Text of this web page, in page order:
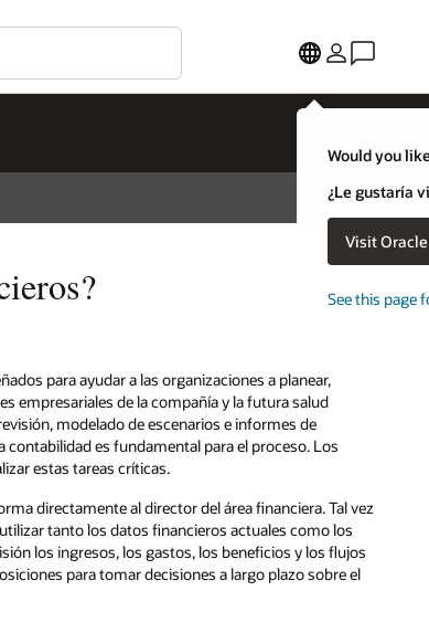
Would you
¿Le gustaría
Visit
See this page
para ayudar a las organizaciones a planear,
empresariales de la compañía y la futura salud
modelado de escenarios e informes de
es fundamental para el proceso. Los
estas tareas críticas.
directamente al director del área financiera. Tal vez
tanto los datos financieros actuales como los
los ingresos, los gastos, los beneficios y los flujos
para tomar decisiones a largo plazo sobre el